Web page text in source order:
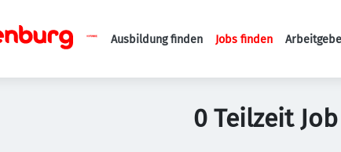
Haupt-
Ausbildung finden Jobs finden
0 Teilzeit